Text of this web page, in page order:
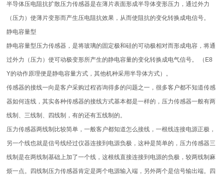
半导体压电阻抗扩散压力传感器是在薄片表面形成半导体变形压力，通过外力
（压力）使薄片变形而产生压电阻抗效果，从而使阻抗的变化转换成电信号。
静电容量型
静电容量型压力传感器，是将玻璃的固定极和硅的可动极相对而形成电容，将通
过外力（压力）使可动极变形所产生的静电容量的变化转换成电气信号。 （E8
Y的动作原理便是静电容量方式，其他机种采用半导体方式）。
传感器的接线一向是客户采购过程咨询得多的问题之一，很多客户都不知道传感
器如何连线，其实各种传感器的接线方式基本都是一样的，压力传感器一般有两
线制、三线制、四线制，有的还有五线制的。
压力传感器两线制比较简单，一般客户都知道怎么接线，一根线连接电源正极，
另一个线也就是信号线经过仪器连接到电源负极，这种是简单的，压力传感器三
线制是在两线制基础上加了一个线，这根线直接连接到电源的负极，较两线制麻
烦一点。四线制压力传感器肯定是两个电源输入端，另外两个是信号输出端。四